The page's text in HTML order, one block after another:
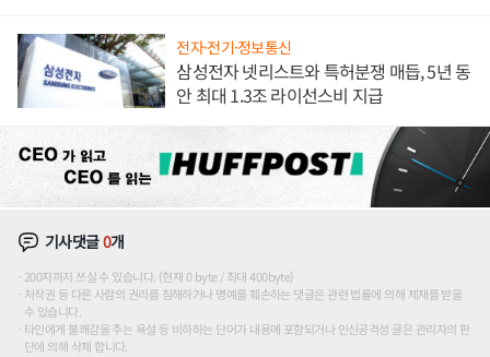
전자·전기·정보통신
삼성전자 넷리스트와 특허분쟁 매듭, 5년 동
안 최대 1.3조 라이선스비 지급
기사댓글0개
200자까지 쓰실 수 있습니다. (현재 0 byte / 최대 400byte)
저작권 등 다른 사람의 권리를 침해하거나 명예를 훼손하는 댓글은 관련 법률에 의해 제재를 받을
수 있습니다.
타인에게 불쾌감을 주는 욕설 등 비하하는 단어가 내용에 포함되거나 인신공격성 글은 관리자의 판
단에 의해 삭제 합니다.